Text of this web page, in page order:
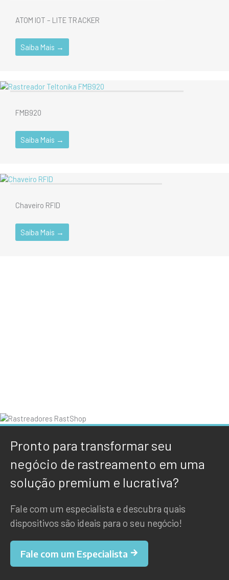
ATOM IOT – LITE TRACKER
Saiba Mais →
FMB920
Saiba Mais →
Chaveiro RFID
Saiba Mais →
Pronto para transformar seu
negócio de rastreamento em uma
solução premium e lucrativa?
Fale com um especialista e descubra quais
dispositivos são ideais para o seu negócio!
Fale com um Especialista